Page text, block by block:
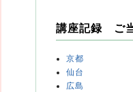
講座記録 ご
京都
仙台
広島